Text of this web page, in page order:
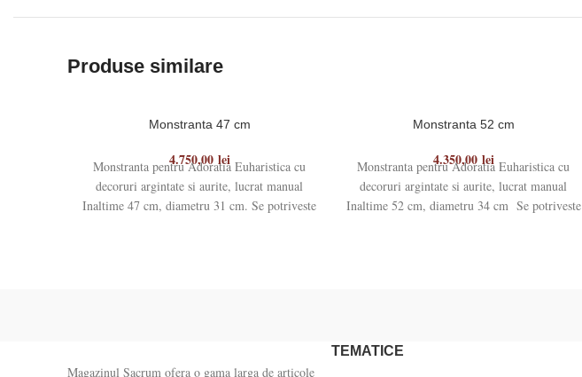
Produse similare
Monstranta 47 cm
4.750,00 lei
Monstranta pentru Adoratia Euharistica cu
decoruri argintate si aurite, lucrat manual
Inaltime 47 cm, diametru 31 cm. Se potriveste
Monstranta 52 cm
4.350,00 lei
Monstranta pentru Adoratia Euharistica cu
decoruri argintate si aurite, lucrat manual
Inaltime 52 cm, diametru 34 cm Se potriveste
Magazinul Sacrum ofera o gama larga de articole
TEMATICE